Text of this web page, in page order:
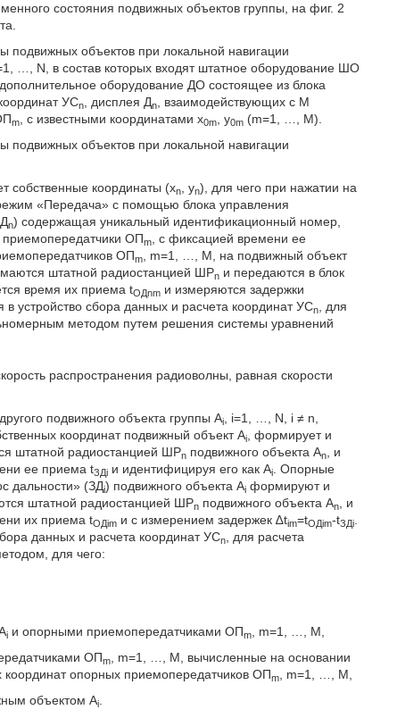
состояния подвижных объектов группы, на фиг. 2
подвижных объектов при локальной навигации
…, N, в состав которых входят штатное оборудование ШО
дополнительное оборудование ДО состоящее из блока
УСn , дисплея Дn
, взаимодействующих с М
m , с известными координатами x0m , y0m (m=1, …, M).
подвижных объектов при локальной навигации
собственные координаты (xn , yn), для чего при нажатии на
«Передача» с помощью блока управления
n) содержащая уникальный идентификационный номер,
ОПm
, с фиксацией времени ее
ОПm
, m=1, …, M, на подвижный объект
штатной радиостанцией ШРn и передаются в блок
время их приема tОДnm и измеряются задержки
в устройство сбора данных и расчета координат УСn
, для
методом путем решения системы уравнений
распространения радиоволны, равная скорости
подвижного объекта группы Аi
, i=1, …, N, i ≠ n,
координат подвижный объект Аi
, формирует и
штатной радиостанцией ШРn подвижного объекта Аn
, и
ее приема tЗДi и идентифицируя его как Аi
. Опорные
дальности» (ЗДi) подвижного объекта Аi формируют и
штатной радиостанцией ШРn подвижного объекта Аn
, и
их приема tОДim и с измерением задержек ∆tim=tОДim-tЗДi
данных и расчета координат УСn
, для расчета
для чего:
i и опорными приемопередатчиками ОПm
, m=1, …, M,
ОПm
, m=1, …, M, вычисленные на основании
координат опорных приемопередатчиков ОПm
, m=1, …, M,
объектом Аi